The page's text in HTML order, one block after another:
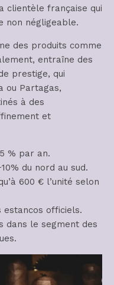
clientèle française qui
non négligeable.
des produits comme
entraîne des
prestige, qui
ou Partagas,
à des
et
% par an.
du nord au sud.
600 € l’unité selon
estancos officiels.
dans le segment des